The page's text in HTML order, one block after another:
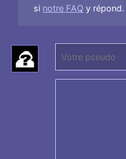
si notre FAQ y répond.